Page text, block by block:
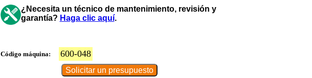
¿Necesita un técnico de mantenimiento, revisión y
garantía? Haga clic aquí.
Código máquina: 600-048